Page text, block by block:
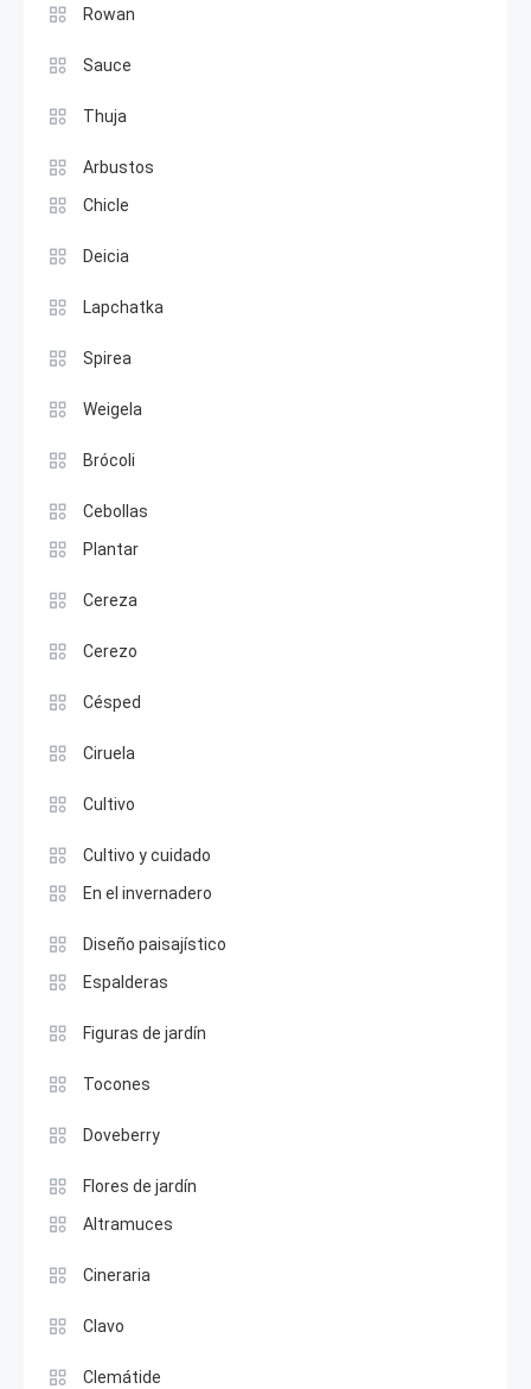
Rowan
Sauce
Thuja
Arbustos
Chicle
Deicia
Lapchatka
Spirea
Weigela
Brócoli
Cebollas
Plantar
Cereza
Cerezo
Césped
Ciruela
Cultivo
Cultivo y cuidado
En el invernadero
Diseño paisajístico
Espalderas
Figuras de jardín
Tocones
Doveberry
Flores de jardín
Altramuces
Cineraria
Clavo
Clemátide